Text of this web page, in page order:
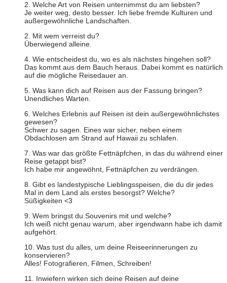
2. Welche Art von Reisen unternimmst du am liebsten?
Je weiter weg, desto besser. Ich liebe fremde Kulturen und
außergewöhnliche Landschaften.
2. Mit wem verreist du?
Überwiegend alleine.
4. Wie entscheidest du, wo es als nächstes hingehen soll?
Das kommt aus dem Bauch heraus. Dabei kommt es natürlich
auf die mögliche Reisedauer an.
5. Was kann dich auf Reisen aus der Fassung bringen?
Unendliches Warten.
6. Welches Erlebnis auf Reisen ist dein außergewöhnlichstes
gewesen?
Schwer zu sagen. Eines war sicher, neben einem
Obdachlosen am Strand auf Hawaii zu schlafen.
7. Was war das größte Fettnäpfchen, in das du während einer
Reise getappt bist?
Ich habe mir angewöhnt, Fettnäpfchen zu verdrängen.
8. Gibt es landestypische Lieblingsspeisen, die du dir jedes
Mal in dem Land als erstes besorgst? Welche?
Süßigkeiten <3
9. Wem bringst du Souvenirs mit und welche?
Ich weiß nicht genau warum, aber irgendwann habe ich damit
aufgehört.
10. Was tust du alles, um deine Reiseerinnerungen zu
konservieren?
Alles! Fotografieren, Filmen, Schreiben!
11. Inwiefern wirken sich deine Reisen auf deine